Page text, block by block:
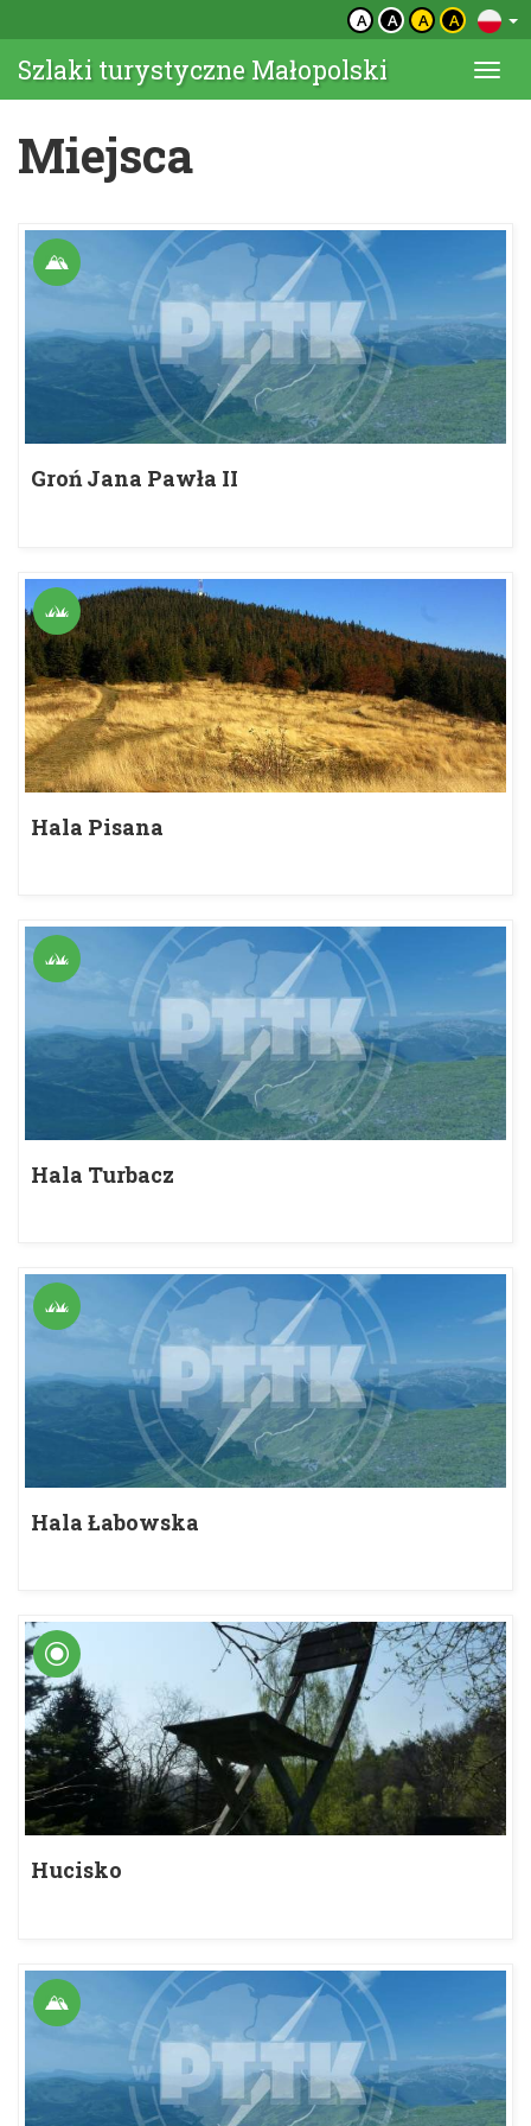
A A A A
Szlaki turystyczne Małopolski
Miejsca
Groń Jana Pawła II
Hala Pisana
Hala Turbacz
Hala Łabowska
Hucisko